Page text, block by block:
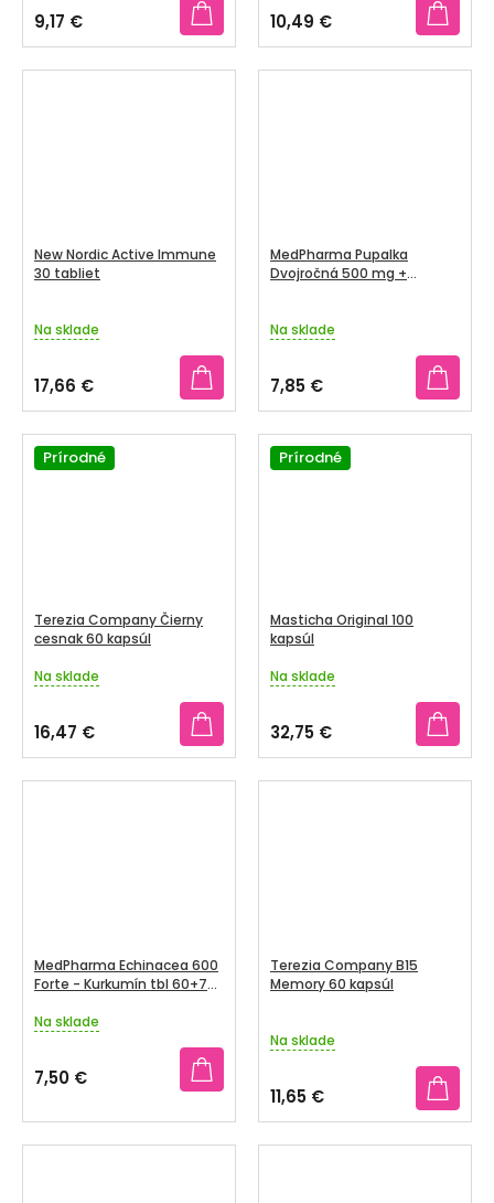
9,17 € 10,49 €
New Nordic Active Immune
30 tabliet
Na sklade
17,66 €
MedPharma Pupalka
Dvojročná 500 mg +
Na sklade
7,85 €
Prírodné
Terezia Company Čierny
cesnak 60 kapsúl
Priemerné
produktu
je
4,7
z
Na sklade
16,47 €
Prírodné
Masticha Original 100
kapsúl
Priemerné
produktu
je
3,7
z
Na sklade
32,75 €
MedPharma Echinacea 600
Forte - Kurkumín tbl 60+7
Priemerné
produktu
je
z
5
Na sklade
7,50 €
Terezia Company B15
Memory 60 kapsúl
Na sklade
11,65 €